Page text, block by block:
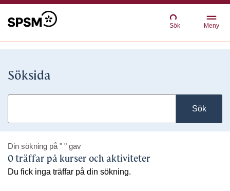
Sök Meny
Söksida
Sök
Din sökning på " " gav
0 träffar på kurser och aktiviteter
Du fick inga träffar på din sökning.